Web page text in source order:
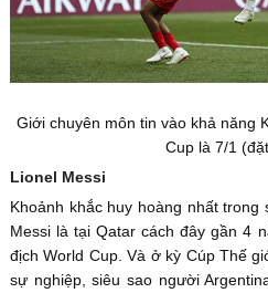
Giới chuyên môn tin vào khả năng
Cup là 7/1
Lionel Messi
Khoảnh khắc huy hoàng nhất
Messi là tại Qatar cách đây gần 4
địch World Cup. Và ở kỳ Cúp Thế
sự nghiệp, siêu sao người